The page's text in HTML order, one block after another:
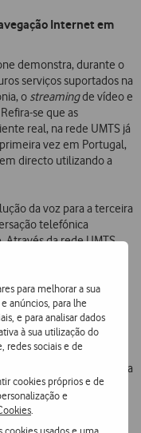
para melhorar a sua
anúncios, para lhe
e para analisar dados
à sua utilização do
redes sociais e de
cookies próprios e de
e
usados e uma
Internet em
demonstra, durante o
serviços suportados na
o streamingde vídeo e
se que as
real, na rede UMTS já
vez em Portugal,
directo utilizando a
da voz para a terceira
telefónica
da rede UMTS,
à Internet com
384 Kbps). Será
UMTS.
à primeira
vídeo, permitindo
vídeo, a transmissão de
(disponível na oferta
que teve lugar no